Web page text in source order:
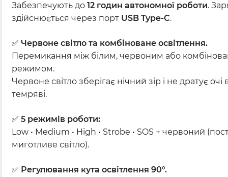
Забезпечують до 12 годин автономної роботи.
здійснюється через порт USB Type-C.
✅ Червоне світло та комбіноване освітлення.
Перемикання між білим, червоним або
режимом.
Червоне світло зберігає нічний зір і не дратує очі
темряві.
✅ 5 режимів роботи:
Low • Medium • High • Strobe • SOS + червоний
миготливе світло).
✅ Регулювання кута освітлення 90°.